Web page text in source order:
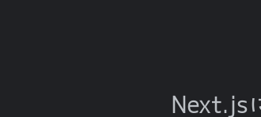
Next.js